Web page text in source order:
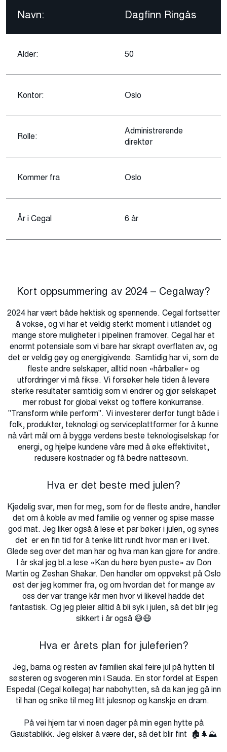
Navn:
Alder:
Kontor:
Rolle:
Kommer fra
År i Cegal
Dagfinn Ringås
50
Oslo
Administrerende
direktør
Oslo
6 år
Kort oppsummering av 2024 – Cegalway?
2024 har vært både hektisk og spennende. Cegal fortsetter
å vokse, og vi haret veldig sterkt moment i utlandet og
mange store muligheteri pipelinen framover. Cegal haret
enormt potensiale som vi bare harskrapt overflaten av, og
det er veldig gøyog energigivende. Samtidig har vi, som de
fleste andre selskaper,alltid noen «hårballer» og
utfordringervi må fikse. Vi forsøker hele tiden å levere
sterke resultater samtidig som viendrer og gjør selskapet
mer robust for global vekst og tøffere konkurranse.
"Transform while perform". Vi investererderfor tungt både i
folk,produkter, teknologi og serviceplattformerfor å kunne
nå vårt mål om å bygge verdens beste teknologiselskap for
energi, og hjelpe kundene våre med å øke effektivitet,
redusere kostnaderog få bedre nattesøvn.
Hva er det beste med julen?
Kjedelig svar, men for meg, som for de fleste andre, handler
det om å koble av med familie og venner og spise masse
god mat. Jeg liker også å lese et par bøker i julen, og synes
det eren fin tid for å tenke litt rundt hvor man er i livet.
Glede seg over det man har og hva man kan gjøre for andre.
I årskal jeg bl.alese «Kan du høre byen puste» av Don
Martin og Zeshan Shakar. Den handler om oppvekst på Oslo
øst der jeg kommer fra, og om hvordan det for mange av
oss dervar trange kårmen hvor vi likevel hadde det
fantastisk. Og jeg pleier alltid å bli syk i julen, så det blir jeg
sikkert i år også😅😷
Hva er årets plan for juleferien?
Jeg, barna og resten av familien skal feire jul på hytten til
søsteren og svogeren min i Sauda. En stor fordel at Espen
Espedal (Cegal kollega) har nabohytten, så da kan jeg gå inn
til han og snike til meg litt julesnop og kanskje en dram.
På vei hjem tar vi noen dager på min egen hytte på
Gaustablikk. Jeg elsker å være der, så det blir fint 🏚️🌲⛰️